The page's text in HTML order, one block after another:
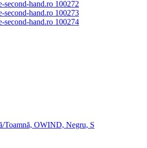
Toamnă, OWIND, Negru, S